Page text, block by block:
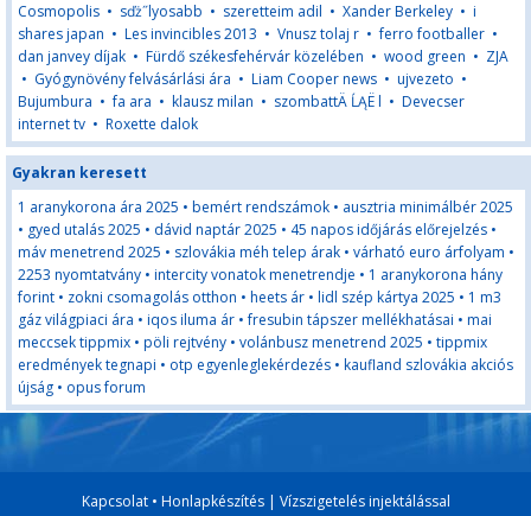
Cosmopolis • sďż˝lyosabb • szeretteim adil • Xander Berkeley • i
shares japan • Les invincibles 2013 • Vnusz tolaj r •ferro footballer •
dan janvey díjak • Fürdő székesfehérvár közelében • wood green • ZJA
• Gyógynövény felvásárlási ára • Liam Cooper news • ujvezeto •
Bujumbura •fa ara • klausz milan • szombattÄ ĹĄË l • Devecser
internet tv • Roxette dalok
Gyakran keresett
1 aranykorona ára 2025 • bemért rendszámok • ausztria minimálbér 2025
• gyed utalás 2025 • dávid naptár 2025 • 45 napos időjárás előrejelzés •
máv menetrend 2025 • szlovákia méh telep árak • várható euro árfolyam •
2253 nyomtatvány • intercity vonatok menetrendje • 1 aranykorona hány
forint • zokni csomagolás otthon • heets ár • lidl szép kártya 2025 • 1 m3
gáz világpiaci ára • iqos iluma ár •fresubin tápszer mellékhatásai • mai
meccsek tippmix • pöli rejtvény • volánbusz menetrend 2025 • tippmix
eredmények tegnapi • otp egyenleglekérdezés • kaufland szlovákia akciós
újság • opus forum
Kapcsolat• Honlapkészítés| Vízszigetelés injektálással